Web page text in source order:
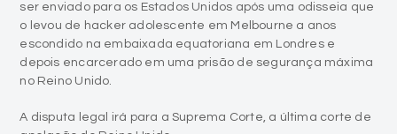
ser enviado para os Estados Unidos após uma odisseia que
o levou de hacker adolescente em Melbourne a anos
escondido na embaixada equatoriana em Londres e
depois encarcerado em uma prisão de segurança máxima
no Reino Unido.
A disputa legal irá para a Suprema Corte, a última corte de